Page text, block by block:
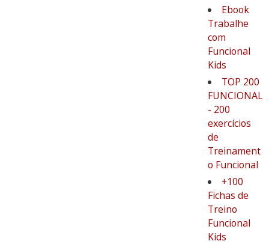
Ebook
Trabalhe
com
Funcional
Kids
TOP 200
FUNCIONAL
- 200
exercícios
de
Treinament
o Funcional
+100
Fichas de
Treino
Funcional
Kids